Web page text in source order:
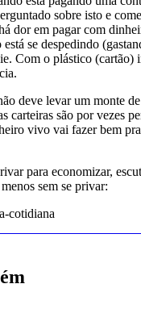
sobre isto e
dor em pagar com
se despedindo
Com o plástico (cartão)
deve levar um monte
carteiras são por vezes
vivo vai fazer bem
para economizar,
sem se privar:
cotidiana